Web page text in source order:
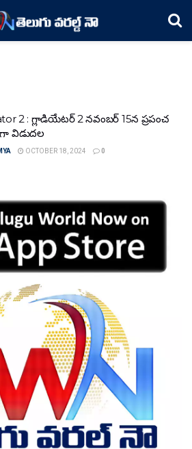
2 : గ్లాడియేటర్ 2 నవంబర్ 15న ప్రపంచ
విడుదల
OCTOBER 18, 2024 0